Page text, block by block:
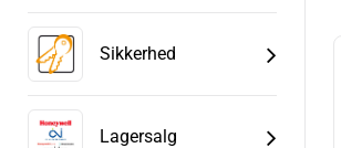
Sikkerhed
Lagersalg